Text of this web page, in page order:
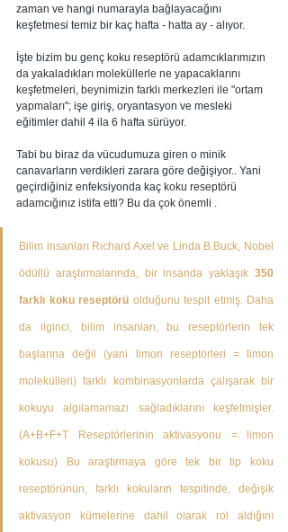
zaman ve hangi numarayla bağlayacağını
keşfetmesi temiz bir kaç hafta - hatta ay - alıyor.
İşte bizim bu genç koku reseptörü adamcıklarımızın
da yakaladıkları moleküllerle ne yapacaklarını
keşfetmeleri, beynimizin farklı merkezleri ile "ortam
yapmaları"; işe giriş, oryantasyon ve mesleki
eğitimler dahil 4 ila 6 hafta sürüyor.
Tabi bu biraz da vücudumuza giren o minik
canavarların verdikleri zarara göre değişiyor.. Yani
geçirdiğiniz enfeksiyonda kaç koku reseptörü
adamcığınız istifa etti? Bu da çok önemli .
Bilim insanları Richard Axel ve Linda B.Buck, Nobel
ödüllü araştırmalarında, bir insanda yaklaşık 350
farklı koku reseptörü olduğunu tespit etmiş. Daha
da ilginci, bilim insanları, bu reseptörlerin tek
başlarına değil (yani limon reseptörleri = limon
molekülleri) farklı kombinasyonlarda çalışarak bir
kokuyu algılamamazı sağladıklarını keşfetmişler.
(A+B+F+T Reseptörlerinin aktivasyonu = limon
kokusu) Bu araştırmaya göre tek bir tip koku
reseptörünün, farklı kokuların tespitinde, değişik
aktivasyon kümelerine dahil olarak rol aldığını